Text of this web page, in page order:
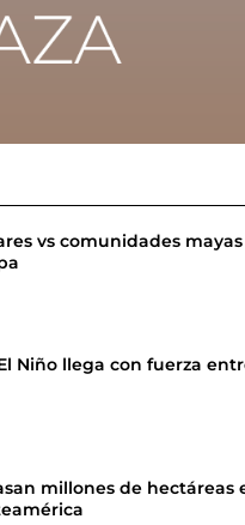
vs comunidades
Niño llega con fuerza
millones de hectáreas